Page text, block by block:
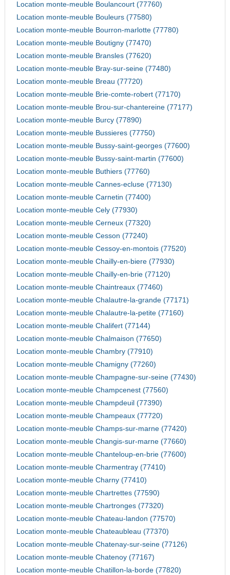
Location monte-meuble Boulancourt (77760)
Location monte-meuble Bouleurs (77580)
Location monte-meuble Bourron-marlotte (77780)
Location monte-meuble Boutigny (77470)
Location monte-meuble Bransles (77620)
Location monte-meuble Bray-sur-seine (77480)
Location monte-meuble Breau (77720)
Location monte-meuble Brie-comte-robert (77170)
Location monte-meuble Brou-sur-chantereine (77177)
Location monte-meuble Burcy (77890)
Location monte-meuble Bussieres (77750)
Location monte-meuble Bussy-saint-georges (77600)
Location monte-meuble Bussy-saint-martin (77600)
Location monte-meuble Buthiers (77760)
Location monte-meuble Cannes-ecluse (77130)
Location monte-meuble Carnetin (77400)
Location monte-meuble Cely (77930)
Location monte-meuble Cerneux (77320)
Location monte-meuble Cesson (77240)
Location monte-meuble Cessoy-en-montois (77520)
Location monte-meuble Chailly-en-biere (77930)
Location monte-meuble Chailly-en-brie (77120)
Location monte-meuble Chaintreaux (77460)
Location monte-meuble Chalautre-la-grande (77171)
Location monte-meuble Chalautre-la-petite (77160)
Location monte-meuble Chalifert (77144)
Location monte-meuble Chalmaison (77650)
Location monte-meuble Chambry (77910)
Location monte-meuble Chamigny (77260)
Location monte-meuble Champagne-sur-seine (77430)
Location monte-meuble Champcenest (77560)
Location monte-meuble Champdeuil (77390)
Location monte-meuble Champeaux (77720)
Location monte-meuble Champs-sur-marne (77420)
Location monte-meuble Changis-sur-marne (77660)
Location monte-meuble Chanteloup-en-brie (77600)
Location monte-meuble Charmentray (77410)
Location monte-meuble Charny (77410)
Location monte-meuble Chartrettes (77590)
Location monte-meuble Chartronges (77320)
Location monte-meuble Chateau-landon (77570)
Location monte-meuble Chateaubleau (77370)
Location monte-meuble Chatenay-sur-seine (77126)
Location monte-meuble Chatenoy (77167)
Location monte-meuble Chatillon-la-borde (77820)